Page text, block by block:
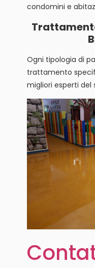
condomini e
Ogni tipologia di
trattamento
migliori esperti del